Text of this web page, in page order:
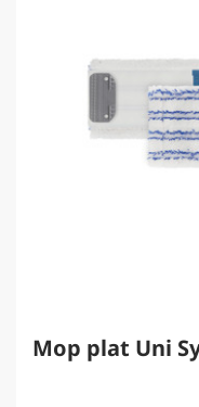
Mop plat Uni